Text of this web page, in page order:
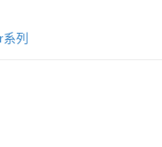
說明】
大提供，台灣大哥大用戶可立即
哥付你分期」，訂單成立後會自
分期數及費用金額請依後續交易
，如未前往確認交易或遇審核
」未通過狀況，表示未達大哥付
含以上)免運費
系列